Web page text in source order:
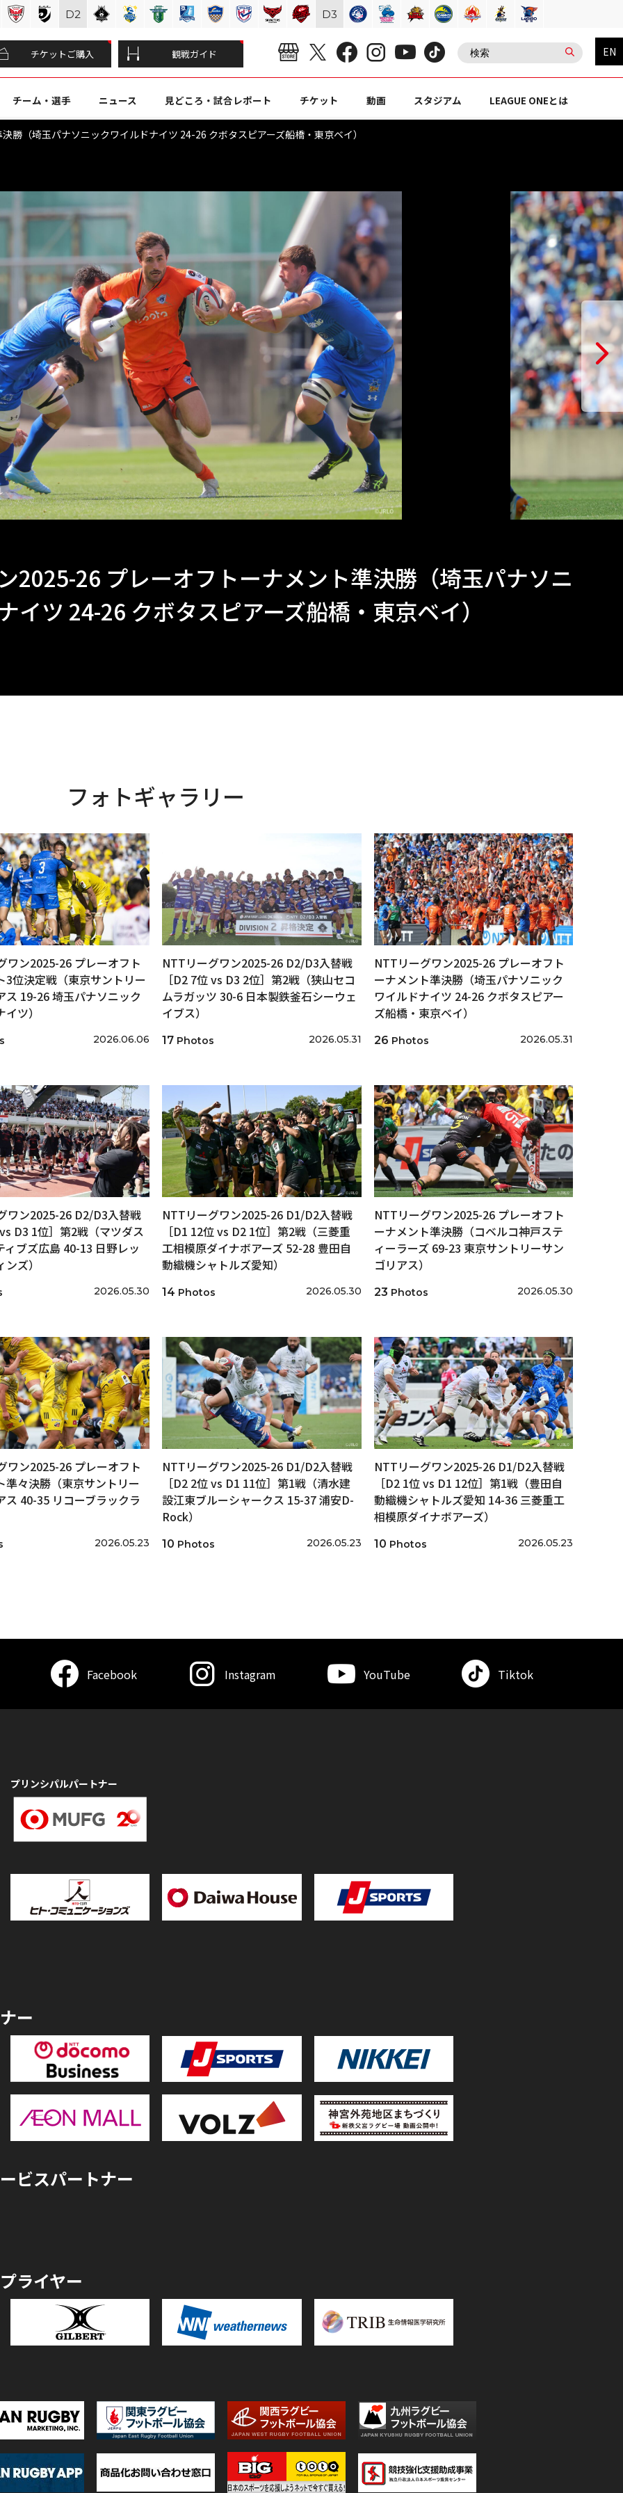
チケットご購入 観戦ガイド EN
チーム・選手 ニュース 見どころ・試合レポート チケット 動画 スタジアム LEAGUE ONEとは
（埼玉パナソニックワイルドナイツ 24-26 クボタスピアーズ船橋・東京ベイ）
2025-26 プレーオフトーナメント準決勝（埼玉パナソニ
イツ 24-26 クボタスピアーズ船橋・東京ベイ）
フォトギャラリー
ワン2025-26 プレーオフト
3位決定戦（東京サントリー
ス 19-26 埼玉パナソニック
ツ）
2026.06.06
NTTリーグワン2025-26 D2/D3入替戦
［D2 7位 vs D3 2位］第2戦（狭山セコ
ムラガッツ 30-6 日本製鉄釜石シーウェ
イブス）
17 Photos 2026.05.31
NTTリーグワン2025-26 プレーオフト
ーナメント準決勝（埼玉パナソニック
ワイルドナイツ 24-26 クボタスピアー
ズ船橋・東京ベイ）
26 Photos 2026.05.31
ワン2025-26 D2/D3入替戦
D3 1位］第2戦（マツダス
ィブズ広島 40-13 日野レッ
ズ）
2026.05.30
NTTリーグワン2025-26 D1/D2入替戦
［D1 12位 vs D2 1位］第2戦（三菱重
工相模原ダイナボアーズ 52-28 豊田自
動織機シャトルズ愛知）
14 Photos 2026.05.30
NTTリーグワン2025-26 プレーオフト
ーナメント準決勝（コベルコ神戸ステ
ィーラーズ 69-23 東京サントリーサン
ゴリアス）
23 Photos 2026.05.30
ワン2025-26 プレーオフト
準々決勝（東京サントリー
ス 40-35 リコーブラックラ
2026.05.23
NTTリーグワン2025-26 D1/D2入替戦
［D2 2位 vs D1 11位］第1戦（清水建
設江東ブルーシャークス 15-37 浦安D-
Rock）
10 Photos 2026.05.23
NTTリーグワン2025-26 D1/D2入替戦
［D2 1位 vs D1 12位］第1戦（豊田自
動織機シャトルズ愛知 14-36 三菱重工
相模原ダイナボアーズ）
10 Photos 2026.05.23
D2 D3
Facebook Instagram YouTube Tiktok
プリンシパルパートナー
ー
ビスパートナー
ライヤー